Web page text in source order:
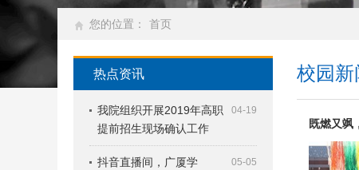
您的位置： 首页
热点资讯
04-19
我院组织开展2019年高职
提前招生现场确认工作
05-05
抖音直播间，广厦学
校园新
既燃又飒